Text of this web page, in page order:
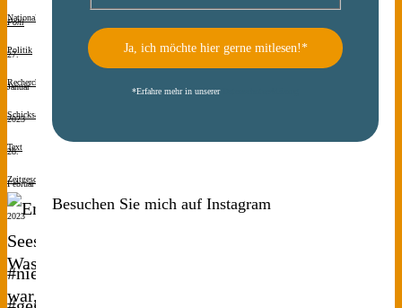
Nationalsozialismus
Politik
Recherche
Schicksale
Text
Zeitgeschichte
Pohl
27.
Januar
2023
28.
Februar
2023
Was
war,
*Erfahre mehr in unserer
Besuchen Sie mich auf Instagram